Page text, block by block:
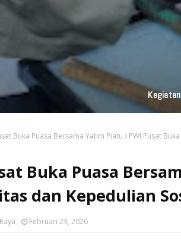
Apel Pagi,
Buka Puasa Bersama Yatim Piatu
PWI Pusat
Buka Puasa
dan Kepedulian
Februari 23, 2026